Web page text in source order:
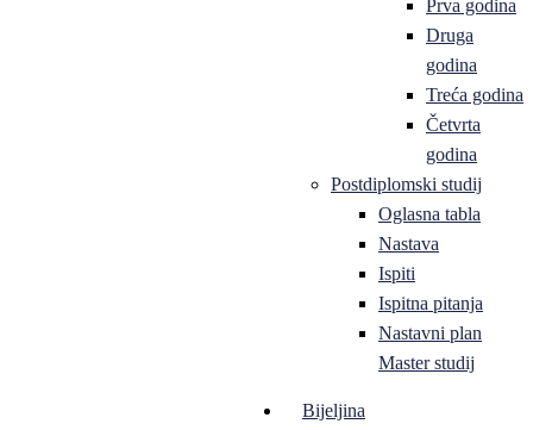
Prva godina
Druga
godina
Treća godina
Četvrta
godina
Postdiplomski studij
Oglasna tabla
Nastava
Ispiti
Ispitna pitanja
Nastavni plan
Master studij
Bijeljina